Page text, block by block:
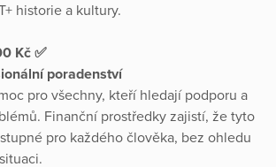
historie a kultury.
Kč ✅
poradenství
pro všechny, kteří hledají podporu a
Finanční prostředky zajistí, že tyto
pro každého člověka, bez ohledu